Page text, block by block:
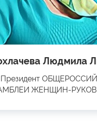
Людмила
Президент
ЖЕНЩИН-